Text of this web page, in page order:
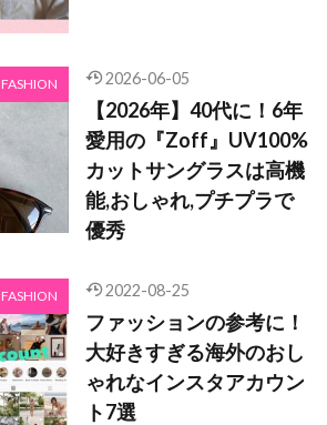
FASHION 2026-06-05
【2026年】40代に！6年
愛用の『Zoff』UV100%
カットサングラスは高機
能,おしゃれ,プチプラで
優秀
FASHION 2022-08-25
ファッションの参考に！
大好きすぎる海外のおし
ゃれなインスタアカウン
ト7選